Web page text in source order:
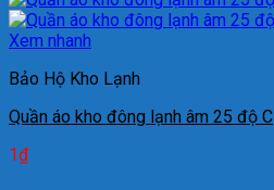
Xem nhanh
Bảo Hộ Kho Lạnh
Quần áo kho đông lạnh âm 25 độ C
1₫